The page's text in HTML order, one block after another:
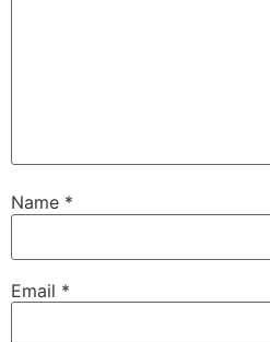
Name *
Email *